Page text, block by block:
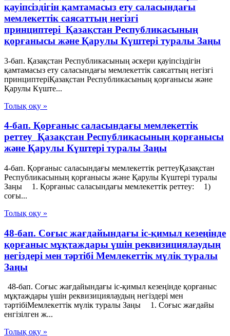
қауіпсіздігін қамтамасыз ету саласындағы
мемлекеттік саясаттың негізгі
принциптері Қазақстан Республикасының
қорғанысы және Қарулы Күштері туралы Заңы
3-бап. Қазақстан Республикасының әскери қауіпсіздігін
қамтамасыз ету саласындағы мемлекеттік саясаттың негізгі
принциптеріҚазақстан Республикасының қорғанысы және
Қарулы Күште...
Толық оқу »
4-бап. Қорғаныс саласындағы мемлекеттік
реттеу Қазақстан Республикасының қорғанысы
және Қарулы Күштері туралы Заңы
4-бап. Қорғаныс саласындағы мемлекеттік реттеуҚазақстан
Республикасының қорғанысы және Қарулы Күштері туралы
Заңы 1. Қорғаныс саласындағы мемлекеттік реттеу: 1)
соғы...
Толық оқу »
48-бап. Соғыс жағдайындағы іс-қимыл кезеңінде
қорғаныс мұқтаждары үшін реквизициялаудың
негіздері мен тәртібі Мемлекеттік мүлік туралы
Заңы
48-бап. Соғыс жағдайындағы іс-қимыл кезеңінде қорғаныс
мұқтаждары үшін реквизициялаудың негіздері мен
тәртібіМемлекеттік мүлік туралы Заңы 1. Соғыс жағдайы
енгізілген ж...
Толық оқу »